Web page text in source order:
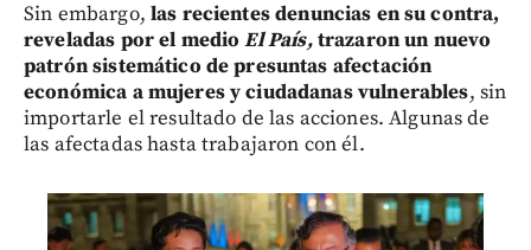
Sin embargo, las recientes denuncias en su contra,
reveladas por el medioEl País,trazaron un nuevo
patrón sistemático de presuntas afectación
económica a mujeres y ciudadanas vulnerables, sin
importarle el resultado de las acciones. Algunas de
las afectadas hasta trabajaron con él.